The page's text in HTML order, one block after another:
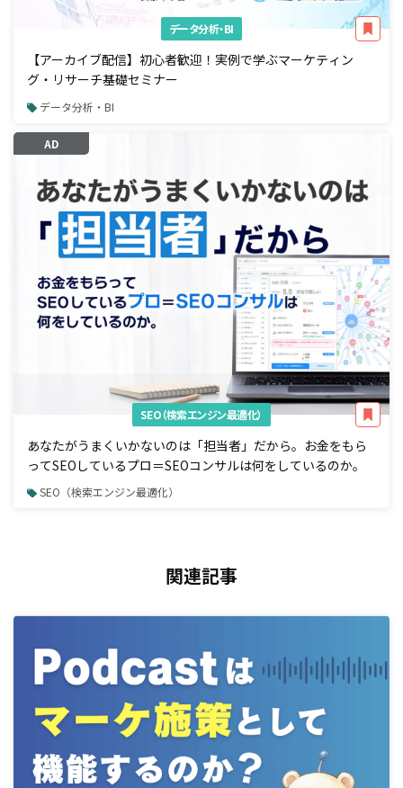
データ分析・BI
【アーカイブ配信】初心者歓迎！実例で学ぶマーケティン
グ・リサーチ基礎セミナー
データ分析・BI
AD
SEO（検索エンジン最適化）
あなたがうまくいかないのは「担当者」だから。お金をもら
ってSEOしているプロ＝SEOコンサルは何をしているのか。
SEO（検索エンジン最適化）
関連記事